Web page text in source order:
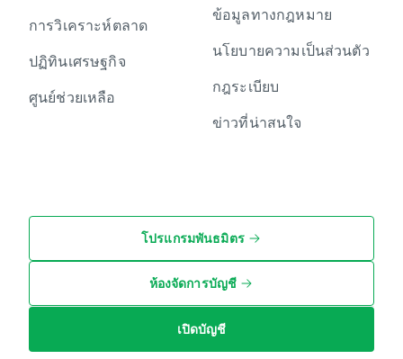
การวิเคราะห์ตลาด
ปฏิทินเศรษฐกิจ
ศูนย์ช่วยเหลือ
ข้อมูลทางกฎหมาย
นโยบายความเป็นส่วนตัว
กฎระเบียบ
ข่าวที่น่าสนใจ
โปรแกรมพันธมิตร
ห้องจัดการบัญชี
เปิดบัญชี